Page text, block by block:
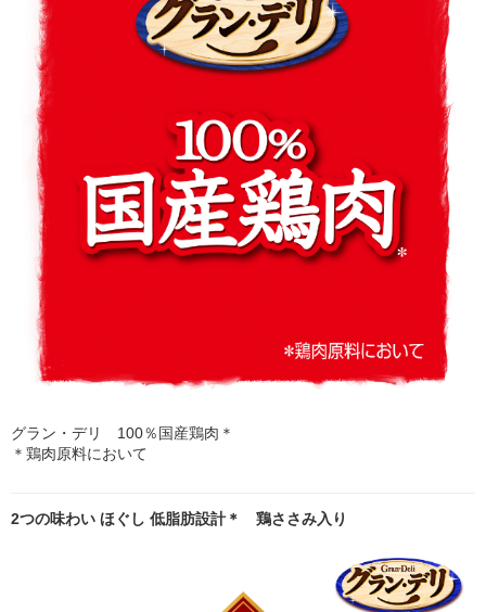
グラン・デリ 100％国産鶏肉＊
＊鶏肉原料において
2つの味わい ほぐし 低脂肪設計＊ 鶏ささみ入り